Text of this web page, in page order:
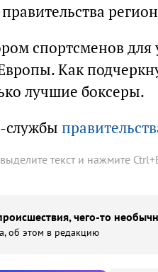
спортсменов для
Как
лучшие боксеры.
службы
текст и нажмите Ctrl+
чего-то
об этом в редакцию